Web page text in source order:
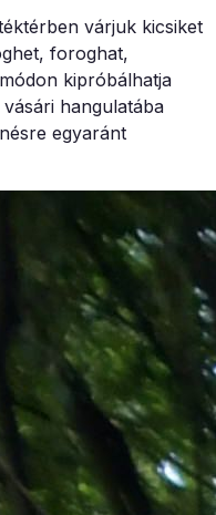
várjuk kicsiket
foroghat,
kipróbálhatja
hangulatába
egyaránt